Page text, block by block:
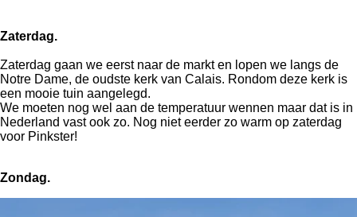
Zaterdag.
Zaterdag gaan we eerst naar de markt en lopen we langs de
Notre Dame, de oudste kerk van Calais. Rondom deze kerk is
een mooie tuin aangelegd.
We moeten nog wel aan de temperatuur wennen maar dat is in
Nederland vast ook zo. Nog niet eerder zo warm op zaterdag
voor Pinkster!
Zondag.